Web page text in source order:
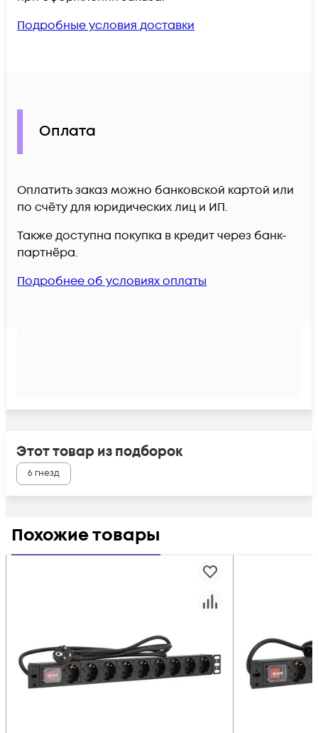
Подробные условия доставки
Оплата
Оплатить заказ можно банковской картой или
по счёту для юридических лиц и ИП.
Также доступна покупка в кредит через банк-
партнёра.
Подробнее об условиях оплаты
Этот товар из подборок
6 гнезд
Похожие товары